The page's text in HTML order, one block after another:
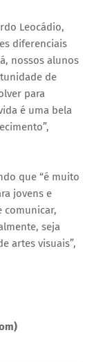
Leocádio,
diferenciais
nossos alunos
de
para
é uma bela
que “é muito
jovens e
comunicar,
seja
artes visuais”,